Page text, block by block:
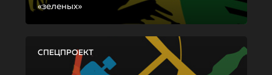
«зеленых»
СПЕЦПРОЕКТ